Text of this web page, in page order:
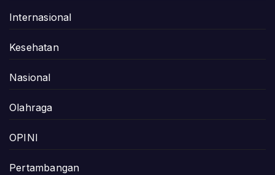
Internasional
Kesehatan
Nasional
Olahraga
OPINI
Pertambangan